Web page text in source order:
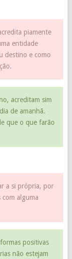
piamente
entidade
destino e como
acreditam sim
de amanhã.
que o que farão
a si própria, por
alguma
positivas
não estejam